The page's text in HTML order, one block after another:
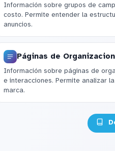
Información sobre grupos de
costo. Permite entender la
anuncios.
Páginas de
Información sobre páginas de
e interacciones. Permite analizar
marca.